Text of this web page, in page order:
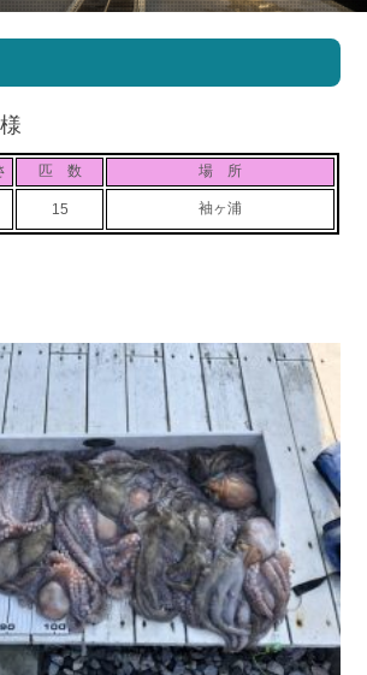
！
ボート販売
公式ブログ
Blog
リンク集
Link
匹 数 場 所
15 袖ヶ浦